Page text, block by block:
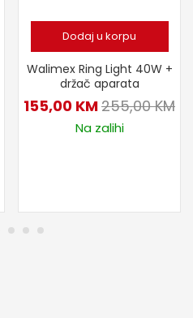
Dodaj u korpu
Walimex Ring Light 40W +
držač aparata
155,00 KM255,00KM
Na zalihi